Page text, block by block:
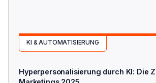
KI & AUTOMATISIERUNG
Hyperpersonalisierung durch KI: Die